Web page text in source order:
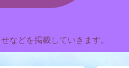
などを掲載していきます。